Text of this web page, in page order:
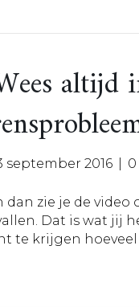
september 2016 0
zie je de video
Dat is wat jij
te krijgen